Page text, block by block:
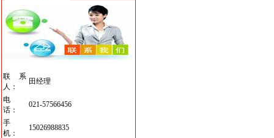
联系
人：
田经理
电
话：
021-57566456
手
机：
15026988835